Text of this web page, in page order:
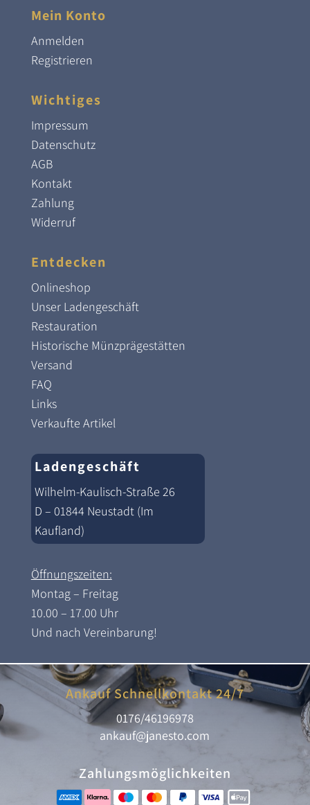
Mein Konto
Anmelden
Registrieren
Wichtiges
Impressum
Datenschutz
AGB
Kontakt
Zahlung
Widerruf
Entdecken
Onlineshop
Unser Ladengeschäft
Restauration
Historische Münzprägestätten
Versand
FAQ
Links
Verkaufte Artikel
Ladengeschäft
Wilhelm-Kaulisch-Straße 26
D – 01844 Neustadt (Im
Kaufland)
Öffnungszeiten:
Montag – Freitag
10.00 – 17.00 Uhr
Und nach Vereinbarung!
Ankauf Schnellkontakt 24/7
0176/46196978
ankauf@janesto.com
Zahlungsmöglichkeiten